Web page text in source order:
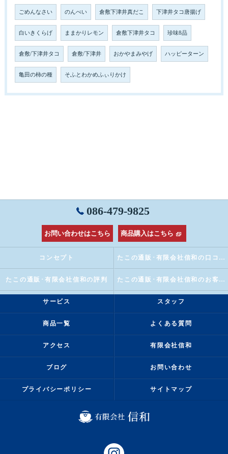
ごめんなさい のんべい 倉敷下津井真だこ 下津井タコ唐揚げ
白いきくらげ ままかりレモン 倉敷下津井タコ 珍味8品
倉敷/下津井タコ 倉敷/下津井 おかやまみやげ ハッピーターン
亀田の柿の種 そふとわかめふぃりかけ
086-479-9825
お問い合わせはこちら 商品購入はこちら
コンセプト たこの通販･有限会社信和の口コミ情報
たこの通販･有限会社信和の評判 たこの通販･有限会社信和のお客様の声
サービス スタッフ
商品一覧 よくある質問
アクセス 有限会社信和
ブログ お問い合わせ
プライバシーポリシー サイトマップ